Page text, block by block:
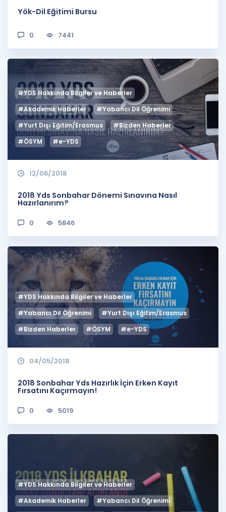
Yök-Dil Eğitimi Bursu
0 7441
#YDS Hakkında Bilgiler ve Haberler
#Akademik Haberler
#Yabancı Dil Öğrenimi
#Yurt Dışı Eğitim/Erasmus
#Bizden Haberler
#ÖSYM
#e-YDS
12/06/2018
2018 Yds Sonbahar Dönemi Sınavına Nasıl
Hazırlanırım?
0 5846
#YDS Hakkında Bilgiler ve Haberler
#Yabancı Dil Öğrenimi
#Yurt Dışı Eğitim/Erasmus
#Bizden Haberler
#ÖSYM #e-YDS
04/05/2018
2018 Sonbahar Yds Hazırlık İçin Erken Kayıt
Fırsatını Kaçırmayın!
0 5019
#YDS Hakkında Bilgiler ve Haberler
#Akademik Haberler
#Yabancı Dil Öğrenimi